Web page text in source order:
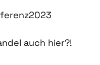
auch hier?!